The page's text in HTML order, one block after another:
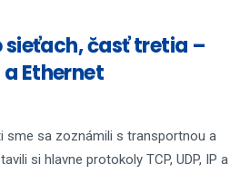
sieťach, časť tretia –
Ethernet
sme sa zoznámili s transportnou a
si hlavne protokoly TCP, UDP, IP a